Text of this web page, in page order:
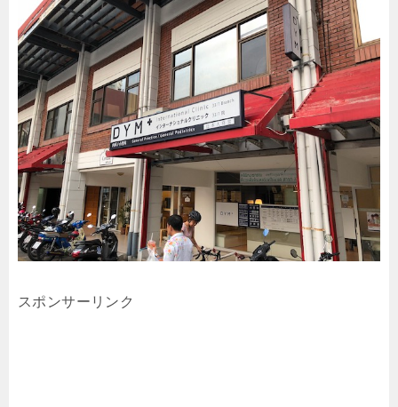
スポンサーリンク